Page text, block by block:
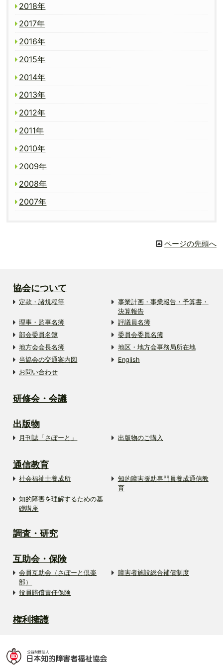
2018年
2017年
2016年
2015年
2014年
2013年
2012年
2011年
2010年
2009年
2008年
2007年
ページの先頭へ
協会について
定款・諸規程等
事業計画・事業報告・予算書・
決算報告
理事・監事名簿
評議員名簿
部会委員名簿
委員会委員名簿
地方会会長名簿
地区・地方会事務局所在地
当協会の交通案内図
English
お問い合わせ
研修会・会議
出版物
月刊誌「さぽーと」 出版物のご購入
通信教育
社会福祉士養成所
知的障害援助専門員養成通信教
育
知的障害を理解するための基
礎講座
調査・研究
互助会・保険
会員互助会（さぽーと倶楽
部）
障害者施設総合補償制度
役員賠償責任保険
権利擁護